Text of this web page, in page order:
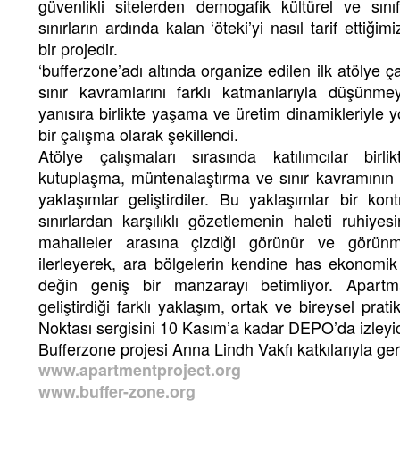
güvenlikli sitelerden demogafik kültürel ve
sınırların ardında kalan ‘öteki’yi nasıl tarif
bir projedir.
‘bufferzone’adı altında organize edilen ilk atölye
sınır kavramlarını farklı katmanlarıyla
yanısıra birlikte yaşama ve üretim dinamikleriyle
bir çalışma olarak şekillendi.
Atölye çalışmaları sırasında katılımcılar
kutuplaşma, müntenalaştırma ve sınır
yaklaşımlar geliştirdiler. Bu yaklaşımlar bir
sınırlardan karşılıklı gözetlemenin haleti
mahalleler arasına çizdiği görünür ve
ilerleyerek, ara bölgelerin kendine has
değin geniş bir manzarayı betimliyor.
geliştirdiği farklı yaklaşım, ortak ve bireysel
Noktası sergisini 10 Kasım’a kadar DEPO’da
Bufferzone projesi Anna Lindh Vakfı katkılarıyla
www.apartmentproject.org
www.buffer-zone.org